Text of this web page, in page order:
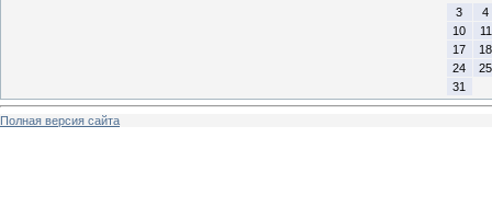
3
4
10
11
17
18
24
25
31
Полная версия сайта